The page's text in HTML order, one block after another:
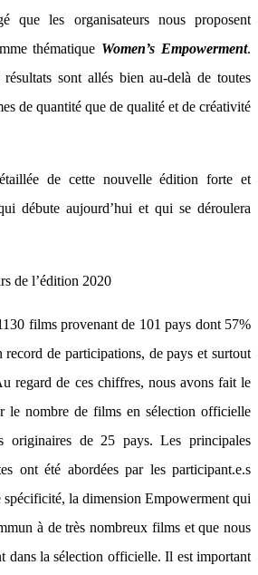
que les organisateurs nous proposent
thématique Women’s Empowerment.
sont allés bien au-delà de toutes
de quantité que de qualité et de créativité
de cette nouvelle édition forte et
débute aujourd’hui et qui se déroulera
de l’édition 2020
films provenant de 101 pays dont 57%
record de participations, de pays et surtout
regard de ces chiffres, nous avons fait le
le nombre de films en sélection officielle
de 25 pays. Les principales
ont été abordées par les participant.e.s
spécificité, la dimension Empowerment qui
à de très nombreux films et que nous
dans la sélection officielle. Il est important